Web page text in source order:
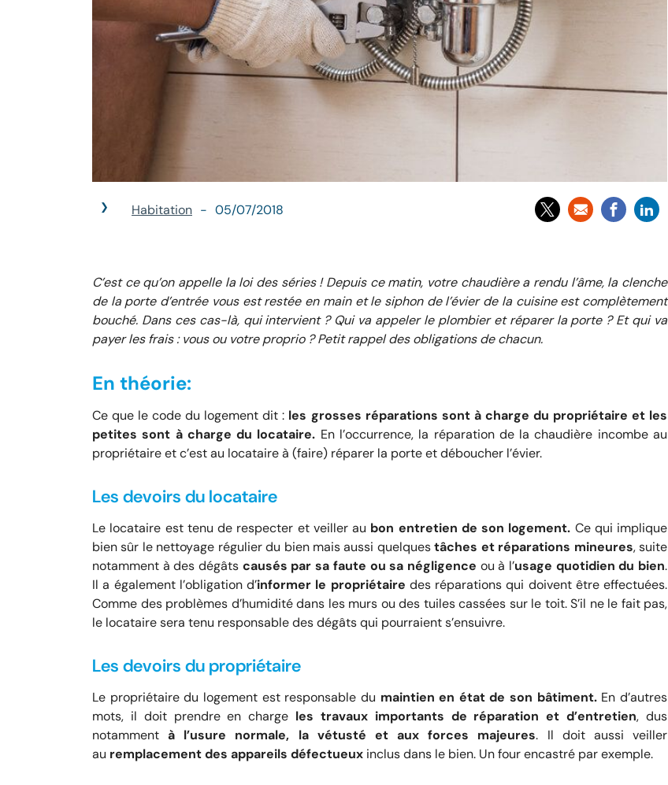
Habitation 05/07/2018
C’est ce qu’on appelle la loi des séries ! Depuis ce matin, votre chaudière a rendu l’âme, la clenche
de la porte d’entrée vous est restée en main et le siphon de l’évier de la cuisine est complètement
bouché. Dans ces cas-là, qui intervient ? Qui va appeler le plombier et réparer la porte ? Et qui va
payer les frais : vous ou votre proprio ? Petit rappel des obligations de chacun.
En théorie:
Ce que le code du logement dit : les grosses réparations sont à charge du propriétaire et les
petites sont à charge du locataire. En l’occurrence, la réparation de la chaudière incombe au
propriétaire et c’est au locataire à (faire) réparer la porte et déboucher l’évier.
Les devoirs du locataire
Le locataire est tenu de respecter et veiller au bon entretien de son logement. Ce qui implique
bien sûr le nettoyage régulier du bien mais aussi quelquestâches et réparations mineures, suite
notamment à des dégâts causés par sa faute ou sa négligence ou à l’usage quotidien du bien.
Il a également l’obligation d’informer le propriétaire des réparations qui doivent être effectuées.
Comme des problèmes d’humidité dans les murs ou des tuiles cassées sur le toit. S’il ne le fait pas,
le locataire sera tenu responsable des dégâts qui pourraient s’ensuivre.
Les devoirs du propriétaire
Le propriétaire du logement est responsable du maintien en état de son bâtiment.En d’autres
mots, il doit prendre en charge les travaux importants de réparation et d’entretien, dus
notamment à l’usure normale, la vétusté et aux forces majeures. Il doit aussi veiller
au remplacement des appareils défectueux inclus dans le bien. Un four encastré par exemple.